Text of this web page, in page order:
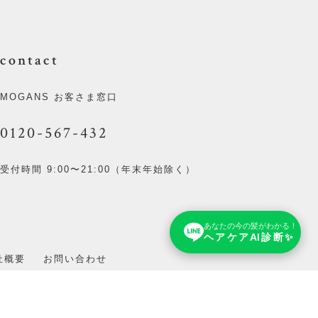
あなたの今の髪がわかる！
ヘアケアAI診断✨
contact
MOGANS お客さま窓口
0120-567-432
受付時間 9:00〜21:00（年末年始除く）
概要 お問い合わせ